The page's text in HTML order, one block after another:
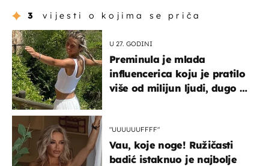
3 vijesti o kojima se priča
U 27. GODINI
Preminula je mlada
influencerica koju je pratilo
više od milijun ljudi, dugo se
"UUUUUUFFFF"
Vau, koje noge! Ružičasti
badić istaknuo je najbolje